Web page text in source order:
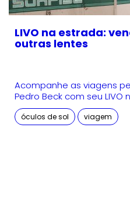
LIVO na estrada:
outras lentes
Acompanhe as viagens
Pedro Beck com seu LIVO
óculos de sol viagem